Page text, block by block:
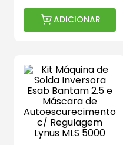
ADICIONAR